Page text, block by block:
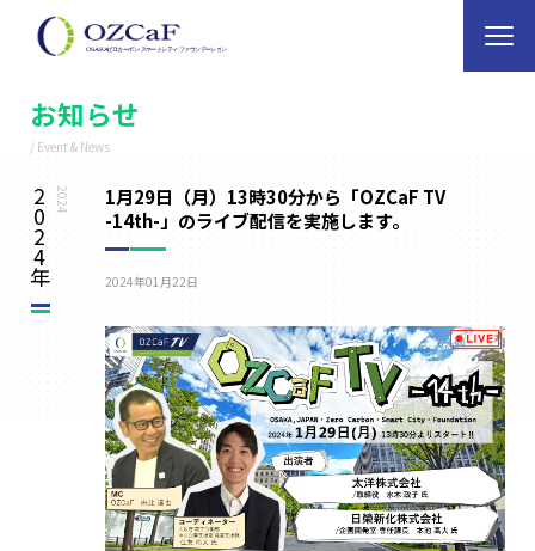
お知らせ
/ Event & News
2024
2
0
2
4
年
1月29日（月）13時30分から「OZCaF TV
-14th-」のライブ配信を実施します。
2024年01月22日